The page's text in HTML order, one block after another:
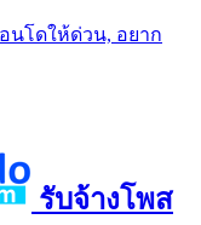
นโดให้ด่วน, อยาก
รับจ้างโพส